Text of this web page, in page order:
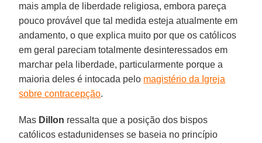
mais ampla de liberdade religiosa, embora pareça
pouco provável que tal medida esteja atualmente em
andamento, o que explica muito por que os católicos
em geral pareciam totalmente desinteressados em
marchar pela liberdade, particularmente porque a
maioria deles é intocada pelo magistério da Igreja
sobre contracepção.
Mas Dillon ressalta que a posição dos bispos
católicos estadunidenses se baseia no princípio